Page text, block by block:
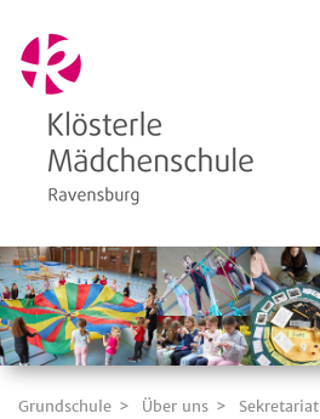
Grundschule Über uns Sekretariat